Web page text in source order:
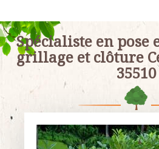
Spécialiste en pose
grillage et clôture
35510